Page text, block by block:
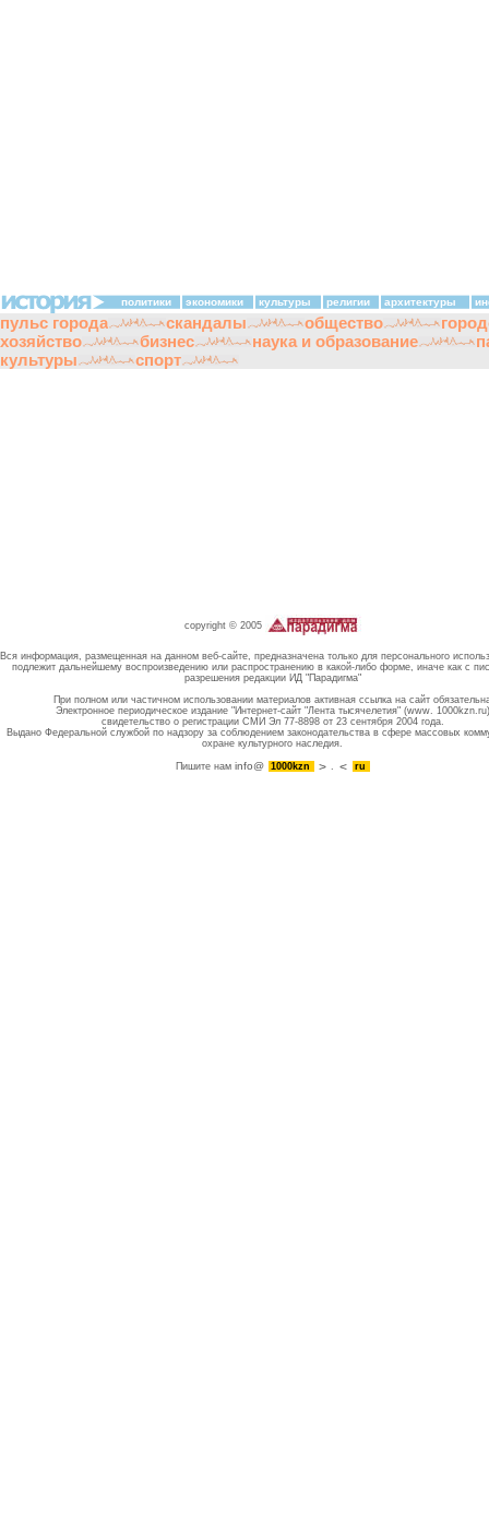
политики экономики культуры религии архитектуры
пульс города скандалы общество
хозяйство
бизнес наука и образование
культуры
спорт
copyright © 2005
Вся информация, размещенная на данном веб-сайте, предназначена только для персонального
подлежит дальнейшему воспроизведению или распространению в какой-либо форме, иначе как с
разрешения редакции ИД "Парадигма"
При полном или частичном использовании материалов активная ссылка на сайт
Электронное периодическое издание "Интернет-сайт "Лента тысячелетия" (www. 1000kzn.ru)
свидетельство о регистрации СМИ Эл 77-8898 от 23 сентября 2004 года.
Выдано Федеральной службой по надзору за соблюдением законодательства в сфере массовых
охране культурного наследия.
Пишите намinfo@ 1000kzn . ru